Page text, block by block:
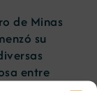
de Minas
su
entre